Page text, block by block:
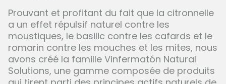
Prouvant et profitant du fait que la citronnelle
a un effet répulsif naturel contre les
moustiques, le basilic contre les cafards et le
romarin contre les mouches et les mites, nous
avons créé la famille Vinfermatón Natural
Solutions, une gamme composée de produits